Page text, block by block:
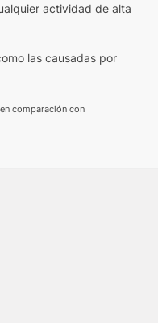
actividad de alta
las causadas por
comparación con